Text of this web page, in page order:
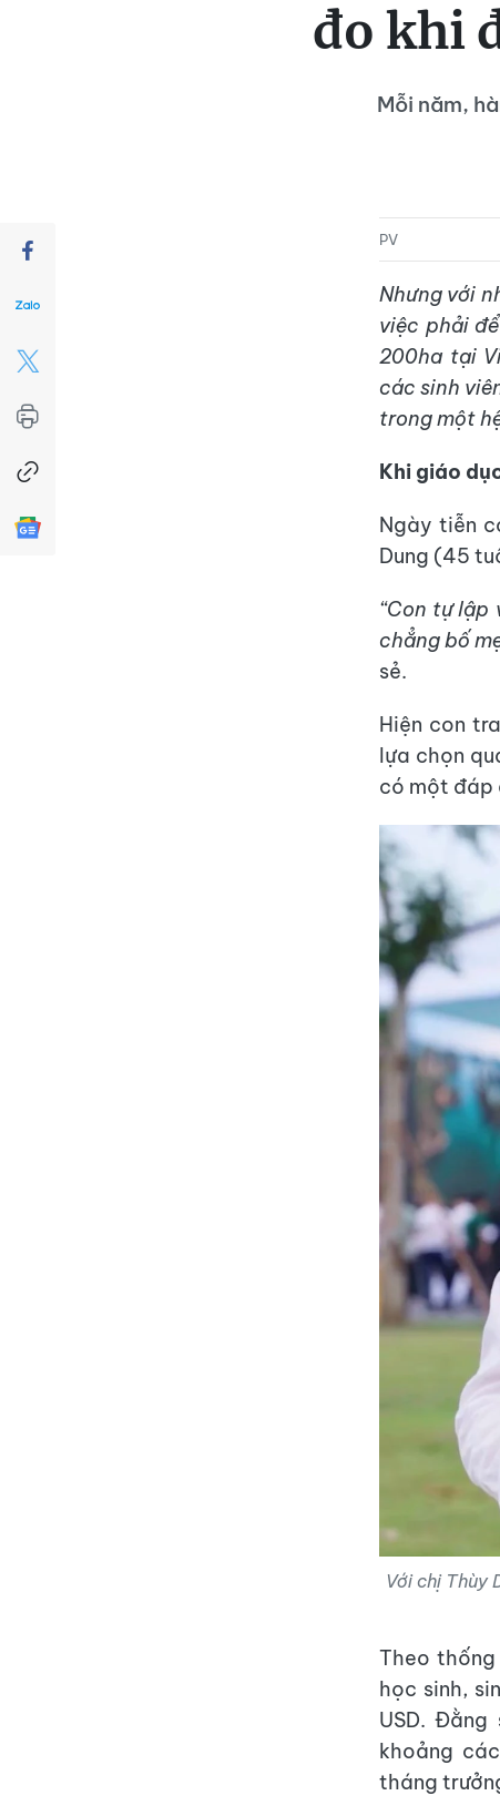
đo khi
Mỗi năm,
PV
Nhưng với
việc phải
200ha tại
các sinh
trong một
Khi giáo
Ngày tiễn
Dung (45
“Con tự
chẳng bố
sẻ.
Hiện con
lựa chọn
có một đáp
Với chị Thùy
Theo
học sinh,
USD.
khoảng
tháng